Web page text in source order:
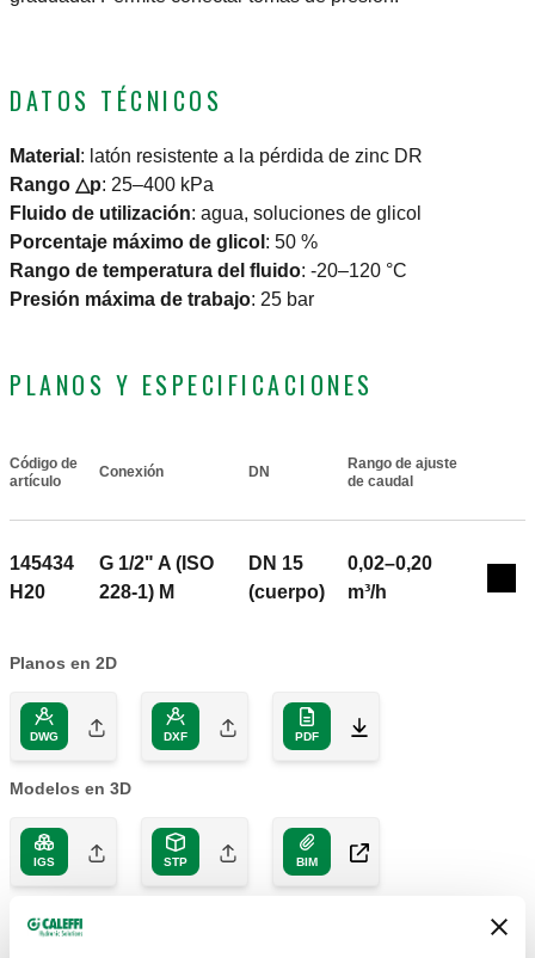
DATOS TÉCNICOS
Material : latón resistente a la pérdida de zinc DR
Rango △p: 25–400 kPa
Fluido de utilización: agua, soluciones de glicol
Porcentaje máximo de glicol : 50 %
Rango de temperatura del fluido: -20–120 °C
Presión máxima de trabajo: 25 bar
PLANOS Y ESPECIFICACIONES
Código de
artículo
Conexión DN
Rango de ajuste
de caudal
145434
H20
G 1/2" A (ISO
228-1) M
DN 15
(cuerpo)
0,02–0,20
m³/h
Planos en 2D
DWG DXF PDF
Modelos en 3D
IGS STP BIM